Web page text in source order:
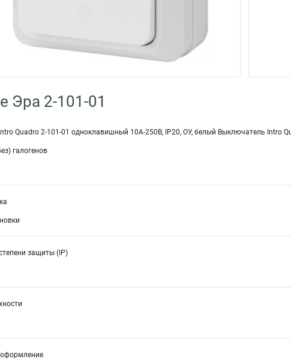
Эра 2-101-01
Quadro 2-101-01 одноклавишный 10А-250В, IP20, ОУ, белый Выключатель Intro
галогенов
защиты (IP)